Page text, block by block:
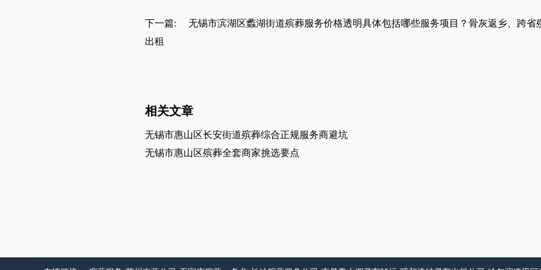
下一篇:
无锡市滨湖区蠡湖街道殡葬服务价格透明具体包括哪些服务项目？骨灰返乡、跨省
出租
相关文章
无锡市惠山区长安街道殡葬综合正规服务商避坑
无锡市惠山区殡葬全套商家挑选要点